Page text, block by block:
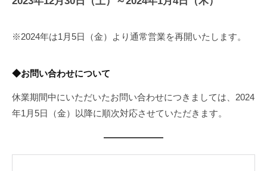
※2024年は1月5日（金）より通常営業を再開いたします。
◆お問い合わせについて
休業期間中にいただいたお問い合わせにつきましては、2024
年1月5日（金）以降に順次対応させていただきます。